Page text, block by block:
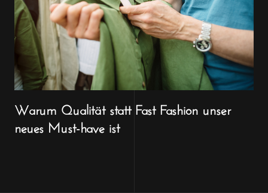
Warum Qualität statt Fast Fashion unser
neues Must-have ist